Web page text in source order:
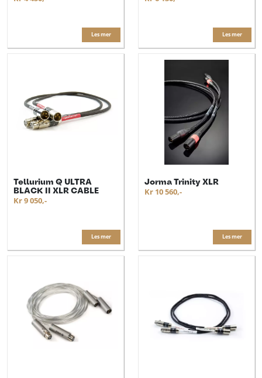
Les mer Les mer
Tellurium Q ULTRA
BLACK II XLR CABLE
Kr 9 050,-
Les mer
Jorma Trinity XLR
Kr 10 560,-
Les mer